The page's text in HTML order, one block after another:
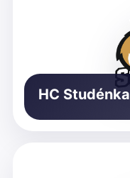
HC Studénka